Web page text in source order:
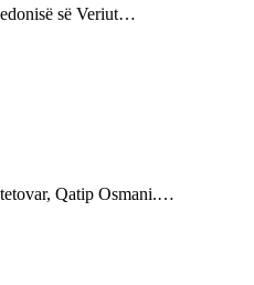
së Veriut…
tetovar, Qatip Osmani.…